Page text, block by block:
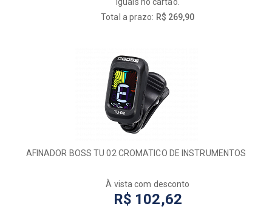
Total a prazo: R$ 269,90
AFINADOR BOSS TU 02 CROMATICO DE INSTRUMENTOS
À vista com desconto
R$ 102,62